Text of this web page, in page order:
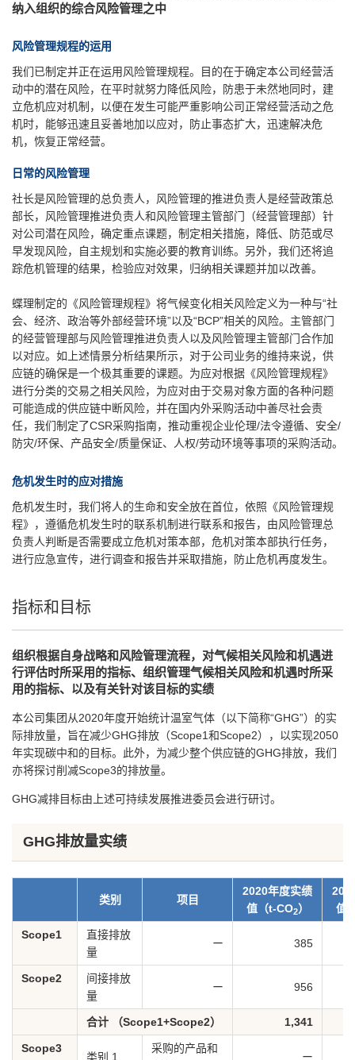
纳入组织的综合风险管理之中
风险管理规程的运用
我们已制定并正在运用风险管理规程。目的在于确定本公司经营活
动中的潜在风险，在平时就努力降低风险，防患于未然地同时，建
立危机应对机制，以便在发生可能严重影响公司正常经营活动之危
机时，能够迅速且妥善地加以应对，防止事态扩大，迅速解决危
机，恢复正常经营。
日常的风险管理
社长是风险管理的总负责人，风险管理的推进负责人是经营政策总
部长，风险管理推进负责人和风险管理主管部门（经营管理部）针
对公司潜在风险，确定重点课题，制定相关措施，降低、防范或尽
早发现风险，自主规划和实施必要的教育训练。另外，我们还将追
踪危机管理的结果，检验应对效果，归纳相关课题并加以改善。
蝶理制定的《风险管理规程》将气候变化相关风险定义为一种与“社
会、经济、政治等外部经营环境”以及“BCP”相关的风险。主管部门
的经营管理部与风险管理推进负责人以及风险管理主管部门合作加
以对应。如上述情景分析结果所示，对于公司业务的维持来说，供
应链的确保是一个极其重要的课题。为应对根据《风险管理规程》
进行分类的交易之相关风险，为应对由于交易对象方面的各种问题
可能造成的供应链中断风险，并在国内外采购活动中善尽社会责
任，我们制定了CSR采购指南，推动重视企业伦理/法令遵循、安全/
防灾/环保、产品安全/质量保证、人权/劳动环境等事项的采购活动。
危机发生时的应对措施
危机发生时，我们将人的生命和安全放在首位，依照《风险管理规
程》，遵循危机发生时的联系机制进行联系和报告，由风险管理总
负责人判断是否需要成立危机对策本部，危机对策本部执行任务，
进行应急宣传，进行调查和报告并采取措施，防止危机再度发生。
指标和目标
组织根据自身战略和风险管理流程，对气候相关风险和机遇进
行评估时所采用的指标、组织管理气候相关风险和机遇时所采
用的指标、以及有关针对该目标的实绩
本公司集团从2020年度开始统计温室气体（以下简称“GHG”）的实
际排放量，旨在减少GHG排放（Scope1和Scope2），以实现2050
年实现碳中和的目标。此外，为减少整个供应链的GHG排放，我们
亦将探讨削减Scope3的排放量。
GHG减排目标由上述可持续发展推进委员会进行研讨。
GHG排放量实绩
类别 项目
2020年度实绩
值（t-CO2）
值
Scope1
直接排放
量
ー 385
Scope2
间接排放
量
ー 956
合计 （Scope1+Scope2） 1,341
Scope3
类别 1
采购的产品和
ー